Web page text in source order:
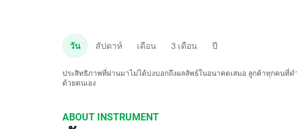
วัน สัปดาห์ เดือน 3 เดือน ปี
ประสิทธิภาพที่ผ่านมาไม่ได้บ่งบอกถึงผลลัพธ์ในอนาคตเสมอ ลูกค้าทุกคนที่
ด้วยตนเอง
ABOUT INSTRUMENT